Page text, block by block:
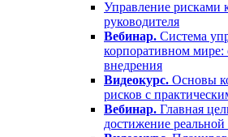
Управление рисками
руководителя
Вебинар. Система
корпоративном
внедрения
Видеокурс. Основы
рисков с
Вебинар. Главная
достижение